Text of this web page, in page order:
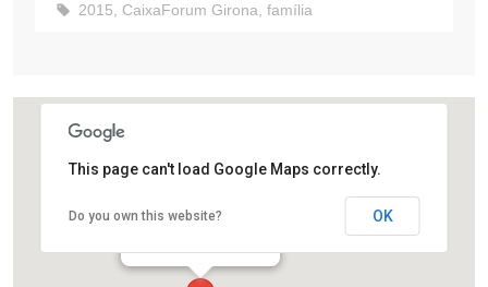
2015, CaixaForum Girona, família
CaixaForum Girona
Carrer dels Ciutadans, 19
This page can't load Google Maps correctly.
Do you own this website? OK